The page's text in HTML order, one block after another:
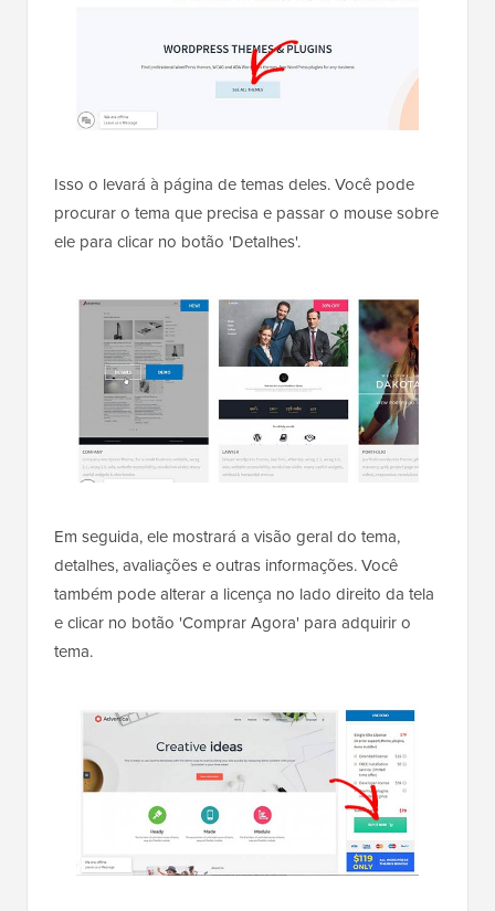
Isso o levará à página de temas deles. Você pode
procurar o tema que precisa e passar o mouse sobre
ele para clicar no botão 'Detalhes'.
Em seguida, ele mostrará a visão geral do tema,
detalhes, avaliações e outras informações. Você
também pode alterar a licença no lado direito da tela
e clicar no botão 'Comprar Agora' para adquirir o
tema.